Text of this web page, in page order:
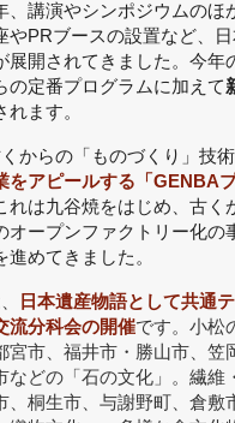
、講演やシンポジウムのほ
やPRブースの設置など、
展開されてきました。今年
の定番プログラムに加えて
れます。
からの「ものづくり」技
をアピールする「GENBA
れは九谷焼をはじめ、古く
オープンファクトリー化の
進めてきました。
日本遺産物語として共通
流分科会の開催です。小松
宮市、福井市・勝山市、笠
などの「石の文化」。繊維
、桐生市、与謝野町、倉敷